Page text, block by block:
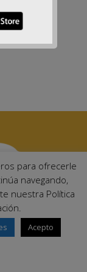
la Calle
1 C.P:
39
para ofrecerle
navegando,
nuestra Política
Acepto